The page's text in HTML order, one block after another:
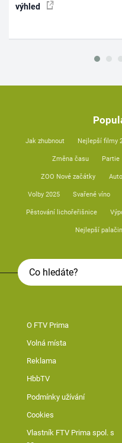
výhled
Jak zhubnout Nejlepší filmy
Změna času Partie
ZOO Nové začátky
Volby 2025 Svařené víno
Pěstování lichořeřišnice
Nejlepší
O FTV Prima
Volná místa
Reklama
HbbTV
Podmínky užívání
Cookies
Vlastník FTV Prima spol. s